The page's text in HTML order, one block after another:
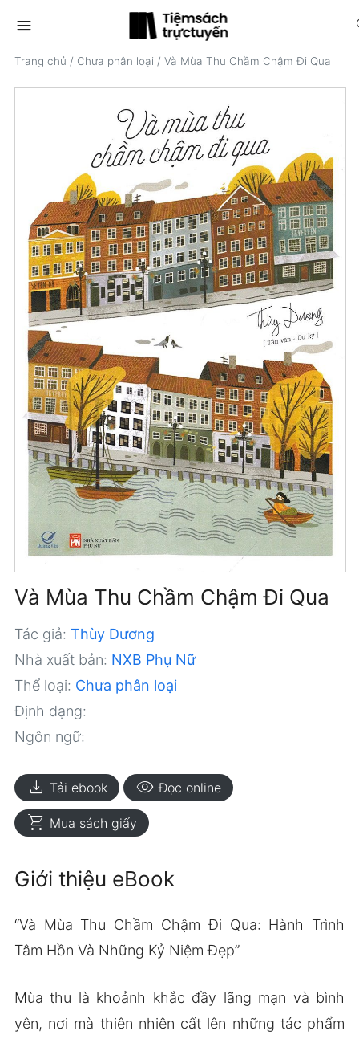
menu
Trang chủ / Chưa phân loại / Và Mùa Thu Chầm Chậm Đi Qua
Và Mùa Thu Chầm Chậm Đi Qua
Tác giả: Thùy Dương
Nhà xuất bản: NXB Phụ Nữ
Thể loại: Chưa phân loại
Định dạng:
Ngôn ngữ:
download Tải ebook visibility Đọc online
shopping_cart Mua sách giấy
Giới thiệu eBook
“Và Mùa Thu Chầm Chậm Đi Qua: Hành Trình
Tâm Hồn Và Những Kỷ Niệm Đẹp”
Mùa thu là khoảnh khắc đầy lãng mạn và bình
yên, nơi mà thiên nhiên cất lên những tác phẩm